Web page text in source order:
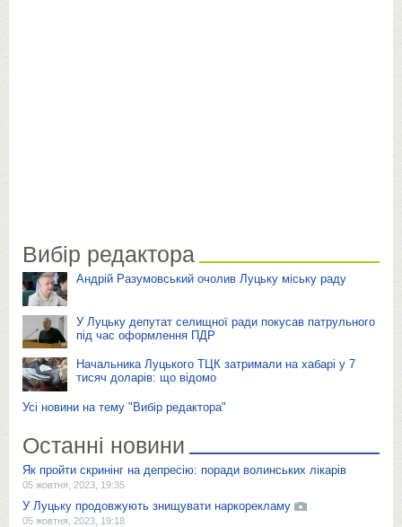
Вибір редактора
Андрій Разумовський очолив Луцьку міську раду
У Луцьку депутат селищної ради покусав патрульного
під час оформлення ПДР
Начальника Луцького ТЦК затримали на хабарі у 7
тисяч доларів: що відомо
Усі новини на тему "Вибір редактора"
Останні новини
Як пройти скринінг на депресію: поради волинських лікарів
05 жовтня, 2023, 19:35
У Луцьку продовжують знищувати наркорекламу
05 жовтня, 2023, 19:18